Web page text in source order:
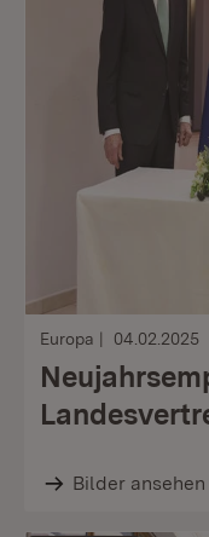
Europa 04.02.2025
Bilder ansehen